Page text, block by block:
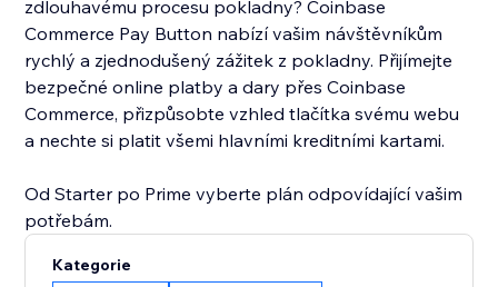
zdlouhavému procesu pokladny? Coinbase
Commerce Pay Button nabízí vašim návštěvníkům
rychlý a zjednodušený zážitek z pokladny. Přijímejte
bezpečné online platby a dary přes Coinbase
Commerce, přizpůsobte vzhled tlačítka svému webu
a nechte si platit všemi hlavními kreditními kartami.
Od Starter po Prime vyberte plán odpovídající vašim
potřebám.
Kategorie